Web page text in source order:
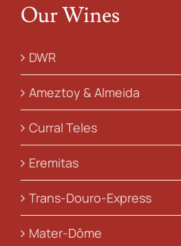
Our Wines
DWR
Ameztoy & Almeida
Curral Teles
Eremitas
Trans-Douro-Express
Mater-Dôme